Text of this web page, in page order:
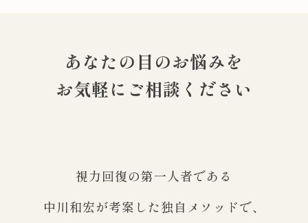
あなたの目のお悩みを
お気軽にご相談ください
視力回復の第一人者である
中川和宏が考案した独自メソッドで、